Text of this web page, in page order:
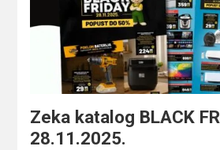
Zeka katalog BLACK
28.11.2025.